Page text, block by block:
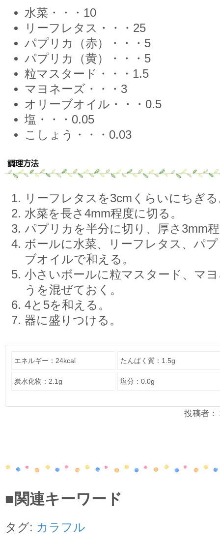
水菜・・・10
リーフレタス・・・25
パプリカ（赤）・・・5
パプリカ（黄）・・・5
粒マスタード・・・1.5
マヨネーズ・・・3
オリーブオイル・・・0.5
塩・・・0.05
こしょう・・・0.03
リーフレタスを3cmくらいにちぎ
水菜を長さ4mm程度に切る。
パプリカを半分に切り、厚さ3mm
ボールに水菜、リーフレタス、パ
ブオイルで和える。
小さいボールに粒マスタード、マ
うを混ぜておく。
4と5を和える。
器に盛りつける。
エネルギー：24kcal たんぱく質：1.5g
炭水化物：2.1g 塩分：0.0g
投稿者
■関連キーワード
タグ: カラフル